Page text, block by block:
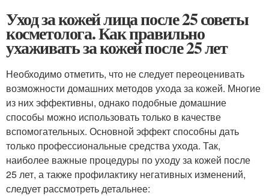
Уход за кожей лица после 25 советы
косметолога. Как правильно
ухаживать за кожей после 25 лет
Необходимо отметить, что не следует переоценивать
возможности домашних методов ухода за кожей. Многие
из них эффективны, однако подобные домашние
способы можно использовать только в качестве
вспомогательных. Основной эффект способны дать
только профессиональные средства ухода. Так,
наиболее важные процедуры по уходу за кожей после
25 лет, а также профилактику негативных изменений,
следует рассмотреть детальнее: